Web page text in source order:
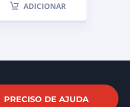
ADICIONAR
PRECISO DE AJUDA